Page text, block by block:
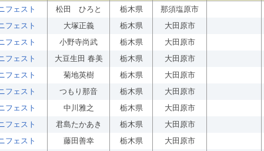
フェスト 松田 ひろと 栃木県 那須塩原市
フェスト 大塚正義 栃木県 大田原市
フェスト 小野寺尚武 栃木県 大田原市
フェスト 大豆生田 春美 栃木県 大田原市
フェスト 菊地英樹 栃木県 大田原市
フェスト つもり那音 栃木県 大田原市
フェスト 中川雅之 栃木県 大田原市
フェスト 君島たかあき 栃木県 大田原市
フェスト 藤田善幸 栃木県 大田原市